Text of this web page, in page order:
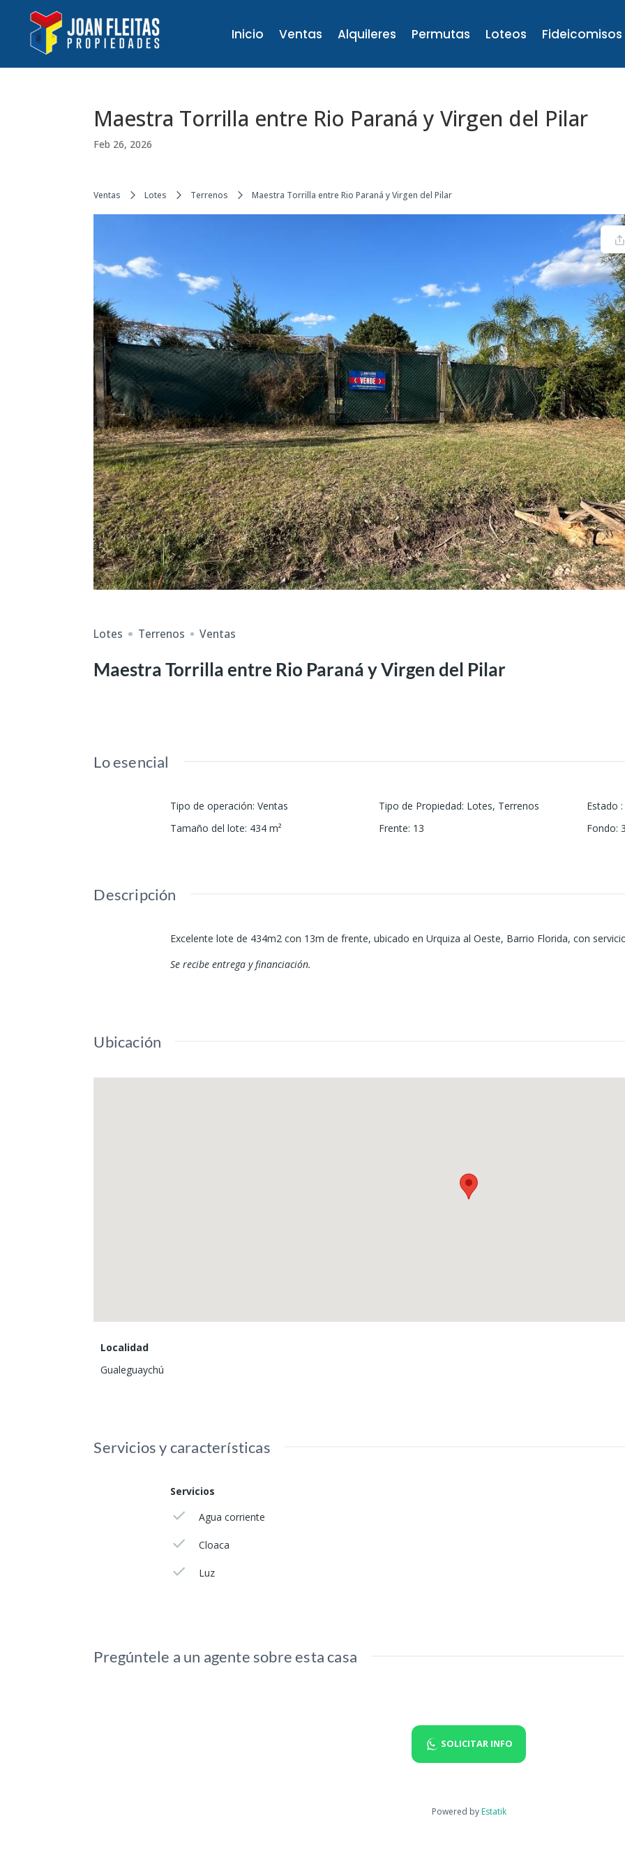
Inicio Ventas Alquileres Permutas Loteos Fideicomisos
Maestra Torrilla entre Rio Paraná y Virgen del Pilar
Feb 26, 2026
Ventas Lotes Terrenos Maestra Torrilla entre Rio Paraná y Virgen del Pilar
Lotes Terrenos Ventas
Maestra Torrilla entre Rio Paraná y Virgen del Pilar
Lo esencial
Tipo de operación: Ventas Tipo de Propiedad: Lotes, Terrenos Estado :
Tamaño del lote: 434 m² Frente: 13 Fondo:
Descripción
Excelente lote de 434m2 con 13m de frente, ubicado en Urquiza al Oeste, Barrio Florida, con
Se recibe entrega y financiación.
Ubicación
Localidad
Gualeguaychú
Servicios y características
Servicios
Agua corriente
Cloaca
Luz
Pregúntele a un agente sobre esta casa
SOLICITAR INFO
Powered by Estatik